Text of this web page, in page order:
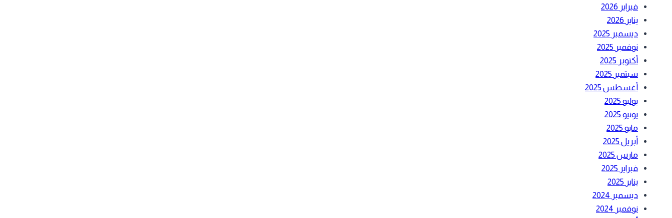
فبراير 2026
يناير 2026
ديسمبر 2025
نوفمبر 2025
أكتوبر 2025
سبتمبر 2025
أغسطس 2025
يوليو 2025
يونيو 2025
مايو 2025
أبريل 2025
مارس 2025
فبراير 2025
يناير 2025
ديسمبر 2024
نوفمبر 2024